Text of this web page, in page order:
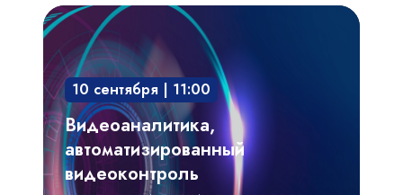
Видеоаналитика,
автоматизированный
видеоконтроль
технологических
процессов,
производственных
регламентов
10 сентября | 11:00
Видеоаналитика,
автоматизированный
видеоконтроль